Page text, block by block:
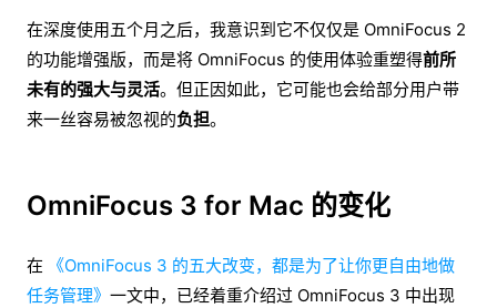
在深度使用五个月之后，我意识到它不仅仅是 OmniFocus 2
的功能增强版，而是将 OmniFocus 的使用体验重塑得前所
未有的强大与灵活。但正因如此，它可能也会给部分用户带
来一丝容易被忽视的负担。
OmniFocus 3 for Mac 的变化
在
《OmniFocus 3 的五大改变，都是为了让你更自由地做
任务管理》 一文中，已经着重介绍过 OmniFocus 3 中出现